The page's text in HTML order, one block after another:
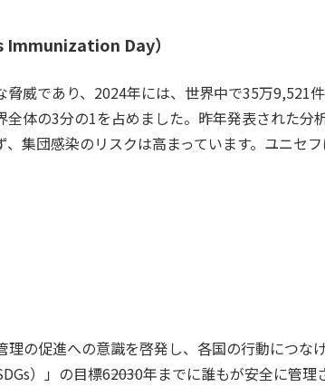
Immunization Day）
威であり、2024年には、世界中で35万9,521
体の3分の1を占めました。昨年発表された分
集団感染のリスクは高まっています。ユニセ
の促進への意識を啓発し、各国の行動につな
）」の目標6――2030年までに誰もが安全に管理